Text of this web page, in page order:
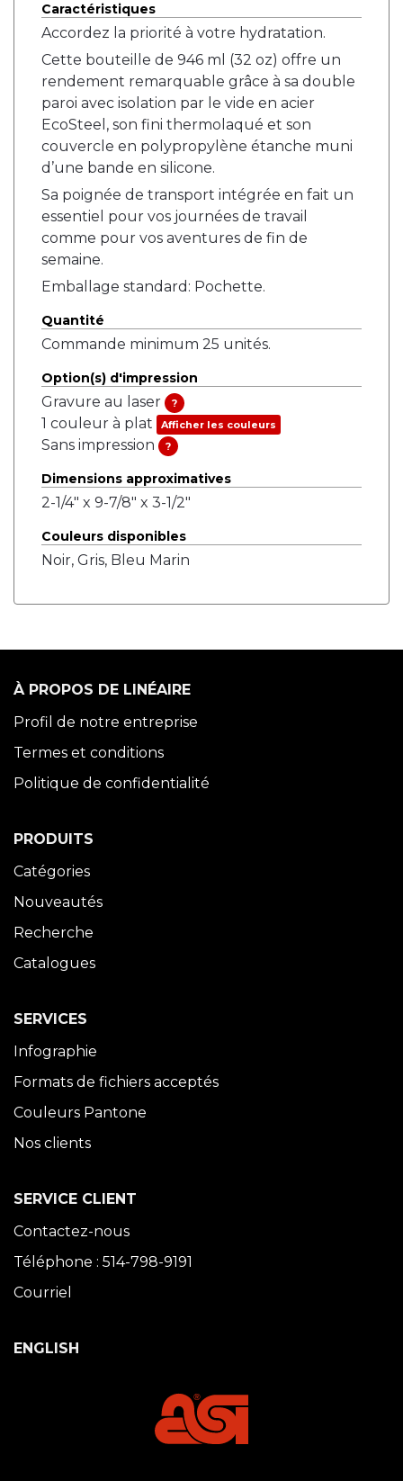
Caractéristiques
Accordez la priorité à votre hydratation.
Cette bouteille de 946 ml (32 oz) offre un
rendement remarquable grâce à sa double
paroi avec isolation par le vide en acier
EcoSteel, son fini thermolaqué et son
couvercle en polypropylène étanche muni
d’une bande en silicone.
Sa poignée de transport intégrée en fait un
essentiel pour vos journées de travail
comme pour vos aventures de fin de
semaine.
Emballage standard: Pochette.
Quantité
Commande minimum 25 unités.
Option(s) d'impression
Gravure au laser ?
1 couleur à plat Afficher les couleurs
Sans impression ?
Dimensions approximatives
2-1/4" x 9-7/8" x 3-1/2"
Couleurs disponibles
Noir, Gris, Bleu Marin
À PROPOS DE LINÉAIRE
Profil de notre entreprise
Termes et conditions
Politique de confidentialité
PRODUITS
Catégories
Nouveautés
Recherche
Catalogues
SERVICES
Infographie
Formats de fichiers acceptés
Couleurs Pantone
Nos clients
SERVICE CLIENT
Contactez-nous
Téléphone : 514-798-9191
Courriel
ENGLISH